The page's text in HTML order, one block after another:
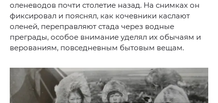
оленеводов почти столетие назад. На снимках он
фиксировал и пояснял, как кочевники каслают
оленей, переправляют стада через водные
преграды, особое внимание уделял их обычаям и
верованиям, повседневным бытовым вещам.